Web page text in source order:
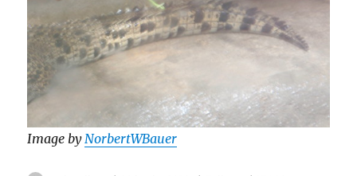
Image byNorbertWBauer